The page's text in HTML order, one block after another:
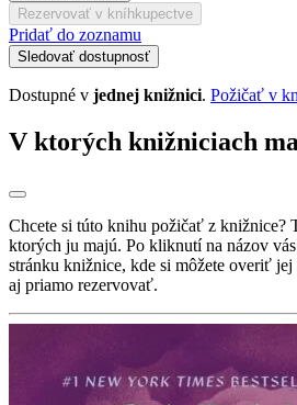
Rezervovať v kníhkupectve
Pridať do zoznamu
Sledovať dostupnosť
Dostupné v jednej knižnici. Požičať v
V ktorých knižniciach
Chcete si túto knihu požičať z knižnice?
ktorých ju majú. Po kliknutí na názov
stránku knižnice, kde si môžete overiť
aj priamo rezervovať.